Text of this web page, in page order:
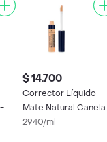
5
$ 14.700
Corrector Líquido
Mate Natural
5 mL
2940/ml